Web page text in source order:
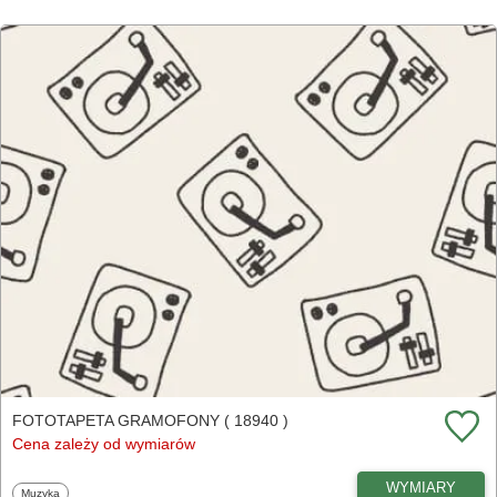
FOTOTAPETA GRAMOFONY ( 18940 )
Cena zależy od wymiarów
Fototapety
Muzyka WYMIARY